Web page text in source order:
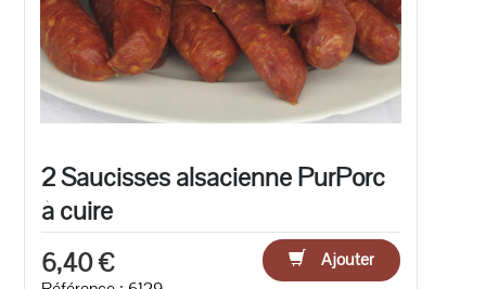
2 Saucisses alsacienne PurPorc
à cuire
6,40 €
Ajouter